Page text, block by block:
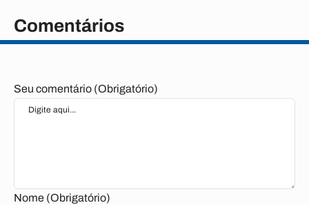
Comentários
Seu comentário (Obrigatório)
Nome (Obrigatório)